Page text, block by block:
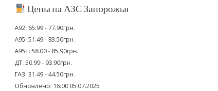
Цены на АЗС Запорожья
А92: 65.99 - 77.90грн.
А95: 51.49 - 83.50грн.
А95+: 58.00 - 85.90грн.
ДТ: 50.99 - 93.90грн.
ГАЗ: 31.49 - 44.50грн.
Обновлено: 16:00 05.07.2025